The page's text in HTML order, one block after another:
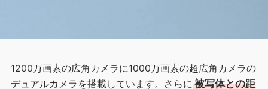
1200万画素の広角カメラに1000万画素の超広角カメラの
デュアルカメラを搭載しています。さらに被写体との距